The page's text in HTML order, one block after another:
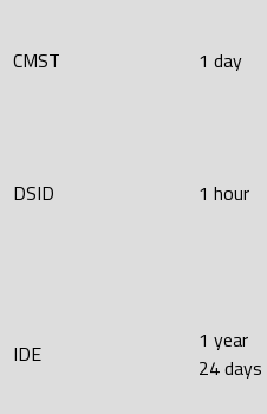
CMST 1 day
DSID 1 hour
IDE
1 year
24 days